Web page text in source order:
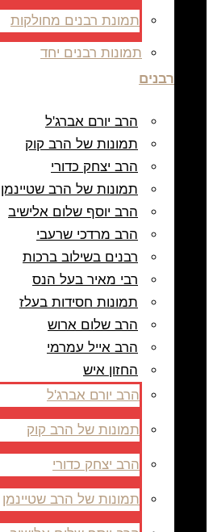
תמונת רבנים מחולקות
תמונות רבנים יחד
רבנים
הרב יורם אברג'ל
תמונות של הרב קוק
הרב יצחק כדורי
תמונות של הרב שטיינמן
הרב יוסף שלום אלישיב
הרב מרדכי שרעבי
רבנים בשילוב ברכות
רבי מאיר בעל הנס
תמונות חסידות בעלז
הרב שלום ארוש
הרב אייל עמרמי
החזון איש
הרב יורם אברג'ל
תמונות של הרב קוק
הרב יצחק כדורי
תמונות של הרב שטיינמן